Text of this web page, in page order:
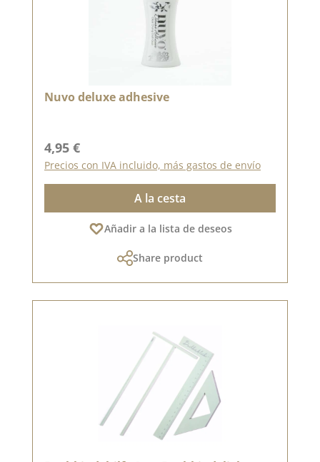
Nuvo deluxe adhesive
Precio normal:
4,95 €
Precios con IVA incluido, más gastos de envío
A la cesta
Añadir a la lista de deseos
Share product